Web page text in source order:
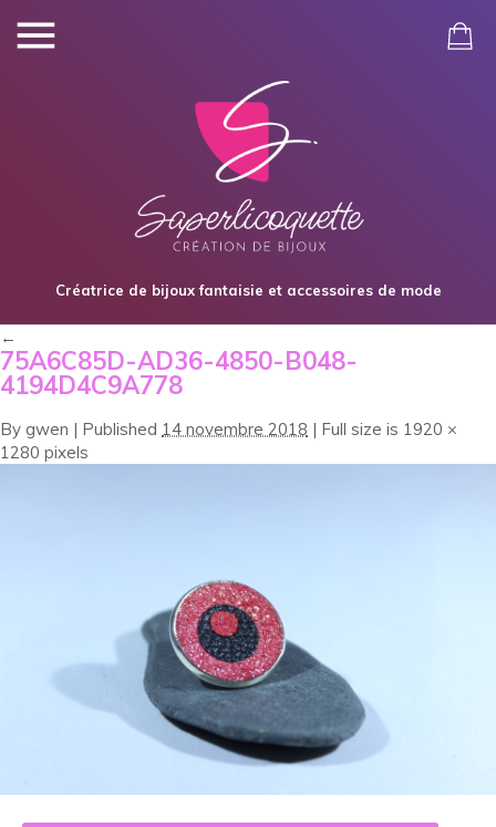
Créatrice de bijoux fantaisie et accessoires de mode
←
75A6C85D-AD36-4850-B048-
4194D4C9A778
By gwen | Published 14 novembre 2018 | Full size is 1920 ×
1280 pixels